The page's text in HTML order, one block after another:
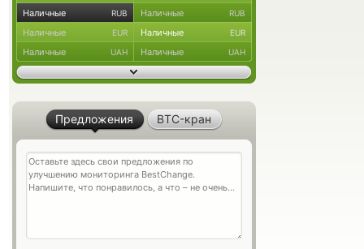
Наличные RUB Наличные RUB
Наличные EUR Наличные EUR
Наличные UAH Наличные UAH
Предложения BTC-кран